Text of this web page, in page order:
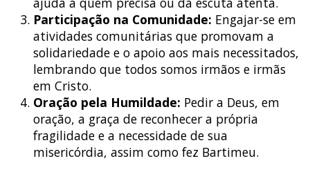
Participação na Comunidade: Engajar-se em
atividades comunitárias que promovam a
solidariedade e o apoio aos mais necessitados,
lembrando que todos somos irmãos e irmãs
em Cristo.
Oração pela Humildade: Pedir a Deus, em
oração, a graça de reconhecer a própria
fragilidade e a necessidade de sua
misericórdia, assim como fez Bartimeu.